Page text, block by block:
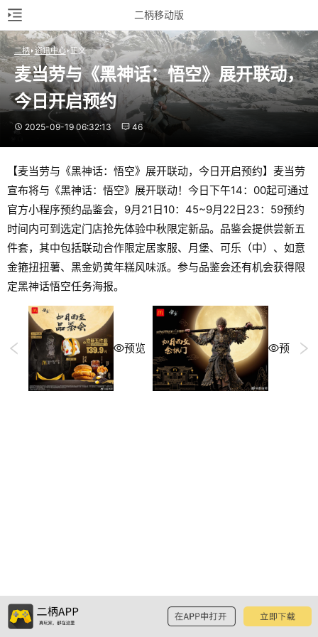
二柄移动版
二柄 资讯中心 正文
麦当劳与《黑神话：悟空》展开联动，
今日开启预约
2025-09-19 06:32:13 46
【麦当劳与《黑神话：悟空》展开联动，今日开启预约】麦当劳
宣布将与《黑神话：悟空》展开联动！今日下午14：00起可通过
官方小程序预约品鉴会，9月21日10：45~9月22日23：59预约
时间内可到选定门店抢先体验中秋限定新品。品鉴会提供尝新五
件套，其中包括联动合作限定居家服、月堡、可乐（中）、如意
金箍扭扭薯、黑金奶黄年糕风味派。参与品鉴会还有机会获得限
定黑神话悟空任务海报。
预览 预览